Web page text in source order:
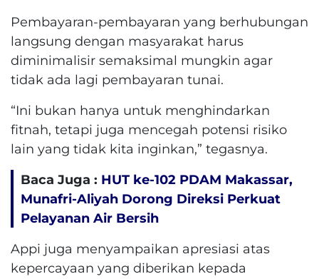
Pembayaran-pembayaran yang berhubungan
langsung dengan masyarakat harus
diminimalisir semaksimal mungkin agar
tidak ada lagi pembayaran tunai.
“Ini bukan hanya untuk menghindarkan
fitnah, tetapi juga mencegah potensi risiko
lain yang tidak kita inginkan,” tegasnya.
Baca Juga : HUT ke-102 PDAM Makassar,
Munafri-Aliyah Dorong Direksi Perkuat
Pelayanan Air Bersih
Appi juga menyampaikan apresiasi atas
kepercayaan yang diberikan kepada